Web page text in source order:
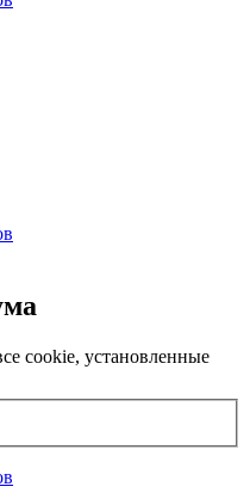
cookie, установленные